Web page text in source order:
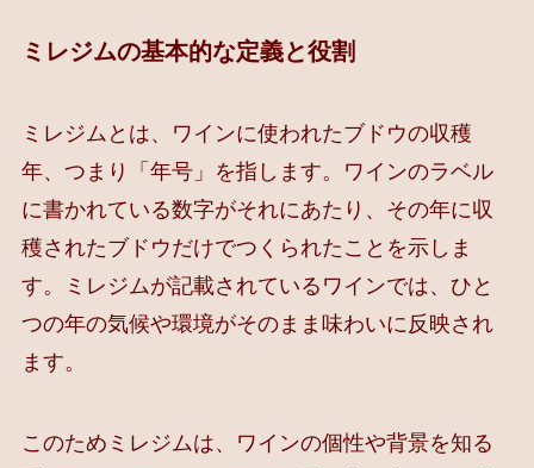
ミレジムの基本的な定義と役割
ミレジムとは、ワインに使われたブドウの収穫
年、つまり「年号」を指します。ワインのラベル
に書かれている数字がそれにあたり、その年に収
穫されたブドウだけでつくられたことを示しま
す。ミレジムが記載されているワインでは、ひと
つの年の気候や環境がそのまま味わいに反映され
ます。
このためミレジムは、ワインの個性や背景を知る